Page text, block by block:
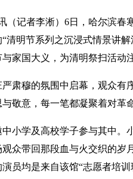
（记者李淅）6日，哈尔滨春
清明节系列之沉浸式情景讲
家国大义，为清明祭扫活动
严肃穆的氛围中启幕，观众有
敬意，每一笔都凝聚着对革
中小学及高校学子参与其中。
众带回那段血与火交织的岁
员均是来自该馆“志愿者培